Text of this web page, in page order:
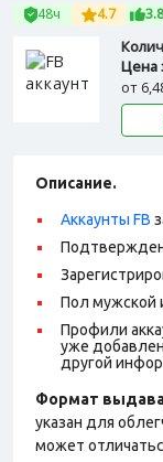
48ч 4.7
Цена
от
Описание.
Аккаунты FB
Пол мужской
Профили
уже
другой
Формат
указан для
может